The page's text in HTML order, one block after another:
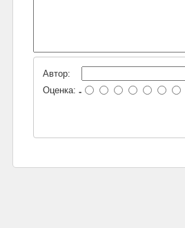
Автор:
Оценка: -